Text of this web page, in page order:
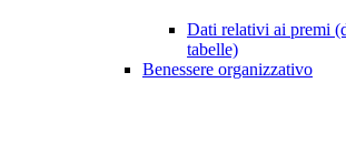
Dati relativi ai premi
tabelle)
Benessere organizzativo